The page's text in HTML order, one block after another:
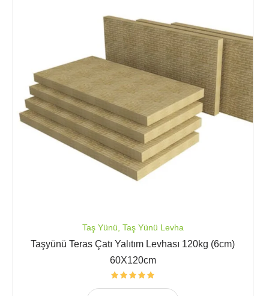
Taş Yünü, Taş Yünü Levha
Taşyünü Teras Çatı Yalıtım Levhası 120kg (6cm)
60X120cm